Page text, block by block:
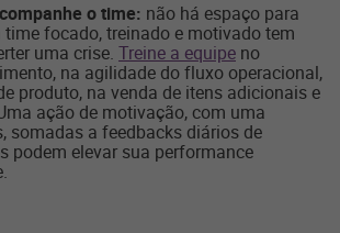
o time: não há espaço para
time focado, treinado e motivado tem
uma crise. Treine a equipe no
na agilidade do fluxo operacional,
produto, na venda de itens adicionais e
ação de motivação, com uma
somadas a feedbacks diários de
podem elevar sua performance